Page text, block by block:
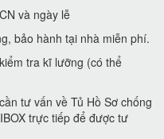
và ngày lễ
bảo hành tại nhà miễn phí.
tra kĩ lưỡng (có thể
tư vấn về Tủ Hồ Sơ chống
trực tiếp để được tư